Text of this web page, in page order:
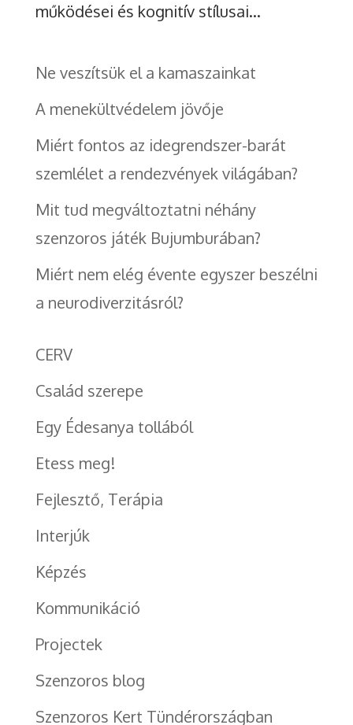
működései és kognitív stílusai...
Ne veszítsük el a kamaszainkat
A menekültvédelem jövője
Miért fontos az idegrendszer-barát
szemlélet a rendezvények világában?
Mit tud megváltoztatni néhány
szenzoros játék Bujumburában?
Miért nem elég évente egyszer beszélni
a neurodiverzitásról?
CERV
Család szerepe
Egy Édesanya tollából
Etess meg!
Fejlesztő, Terápia
Interjúk
Képzés
Kommunikáció
Projectek
Szenzoros blog
Szenzoros Kert Tündérországban